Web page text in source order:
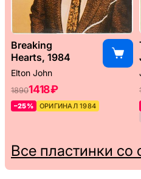
Breaking
Hearts, 1984
Elton John
18901418 ₽
–25% ОРИГИНАЛ 1984
Все пластинки со